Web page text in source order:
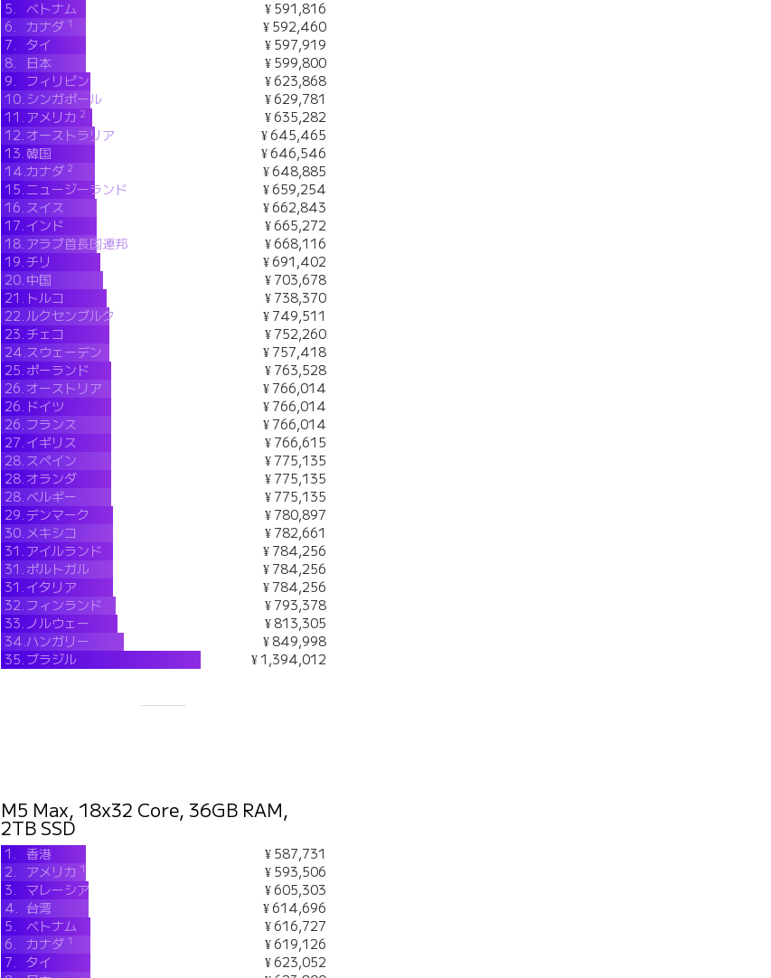
5.
ベトナム
¥ 591,816
6.
カナダ 1
¥ 592,460
7.
タイ
¥ 597,919
8.
日本
¥ 599,800
9.
フィリピン
¥ 623,868
10. シンガポール
¥ 629,781
11. アメリカ 2
¥ 635,282
12.オーストラリア
¥ 645,465
13.韓国
¥ 646,546
14.カナダ 2
¥ 648,885
15. ニュージーランド
¥ 659,254
16. スイス
¥ 662,843
17. インド
¥ 665,272
18. アラブ首長国連邦
¥ 668,116
19.チリ
¥ 691,402
20. 中国
¥ 703,678
21. トルコ
¥ 738,370
22.ルクセンブルク
¥ 749,511
23.チェコ
¥ 752,260
24.スウェーデン
¥ 757,418
25. ポーランド
¥ 763,528
26.オーストリア
¥ 766,014
26. ドイツ
¥ 766,014
26. フランス
¥ 766,014
27. イギリス
¥ 766,615
28. スペイン
¥ 775,135
28.オランダ
¥ 775,135
28.ベルギー
¥ 775,135
29.デンマーク
¥ 780,897
30. メキシコ
¥ 782,661
31. アイルランド
¥ 784,256
31. ポルトガル
¥ 784,256
31. イタリア
¥ 784,256
32. フィンランド
¥ 793,378
33. ノルウェー
¥ 813,305
34.ハンガリー
¥ 849,998
35. ブラジル ¥ 1,394,012
M5 Max, 18x32 Core, 36GB RAM,
2TB SSD
1. 香港
¥ 587,731
2.
アメリカ 1
¥ 593,506
3.
マレーシア
¥ 605,303
4. 台湾
¥ 614,696
5.
ベトナム
¥ 616,727
6.
カナダ 1
¥ 619,126
7.
タイ
¥ 623,052